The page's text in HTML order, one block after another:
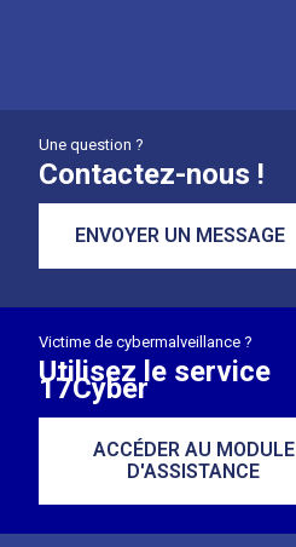
Une question ?
Contactez-nous !
ENVOYER UN MESSAGE
Victime de cybermalveillance ?
Utilisez le service
17Cyber
ACCÉDER AU MODULE
D'ASSISTANCE